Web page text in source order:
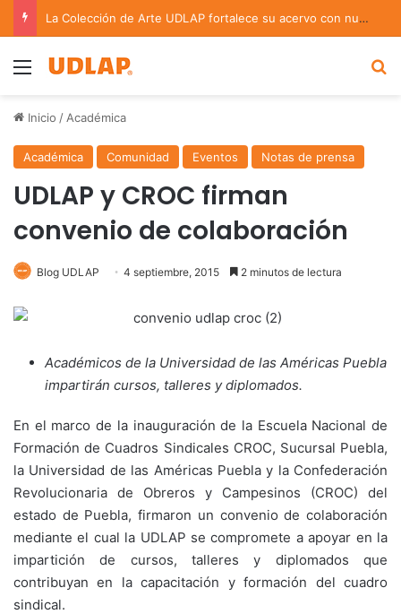
La Colección de Arte UDLAP fortalece su acervo con nuevas obras de artistas emergentes y consolidados
Menu
Inicio / Académica
Académica Comunidad Eventos Notas de prensa
UDLAP y CROC firman
convenio de colaboración
Blog UDLAP 4 septiembre, 2015 2 minutos de lectura
Académicos de la Universidad de las Américas Puebla
impartirán cursos, talleres y diplomados.
En el marco de la inauguración de la Escuela Nacional de
Formación de Cuadros Sindicales CROC, Sucursal Puebla,
la Universidad de las Américas Puebla y la Confederación
Revolucionaria de Obreros y Campesinos (CROC) del
estado de Puebla, firmaron un convenio de colaboración
mediante el cual la UDLAP se compromete a apoyar en la
impartición de cursos, talleres y diplomados que
contribuyan en la capacitación y formación del cuadro
sindical.